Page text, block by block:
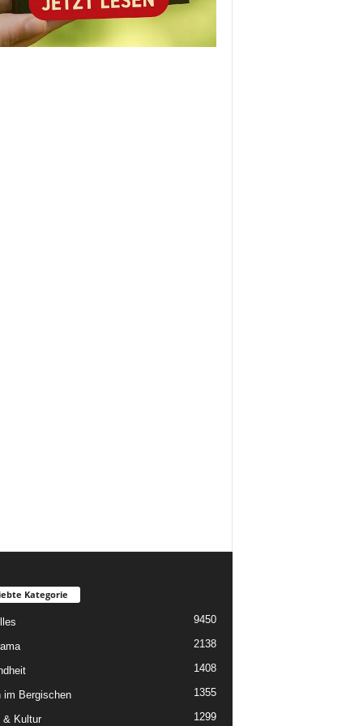
Kategorie
9450
2138
1408
im Bergischen 1355
& Kultur 1299